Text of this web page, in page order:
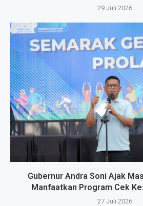
29 Juli 2026
Gubernur Andra Soni Ajak
Manfaatkan Program Cek
27 Juli 2026